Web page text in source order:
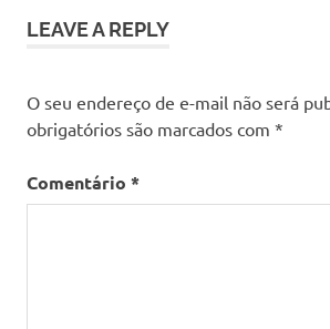
LEAVE A REPLY
O seu endereço de e-mail não será
obrigatórios são marcados com *
Comentário *